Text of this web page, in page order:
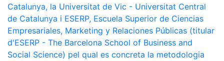
Catalunya, la Universitat de Vic - Universitat Central
de Catalunya i ESERP, Escuela Superior de Ciencias
Empresariales, Marketing y Relaciones Públicas (titular
d'ESERP - The Barcelona School of Business and
Social Science) pel qual es concreta la metodologia